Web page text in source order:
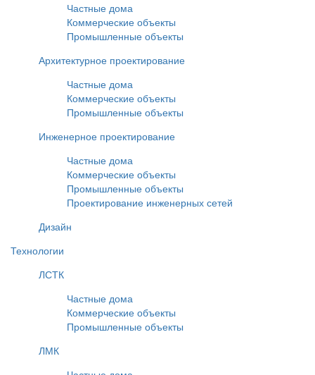
Частные дома
Коммерческие объекты
Промышленные объекты
Архитектурное проектирование
Частные дома
Коммерческие объекты
Промышленные объекты
Инженерное проектирование
Частные дома
Коммерческие объекты
Промышленные объекты
Проектирование инженерных сетей
Дизайн
Технологии
ЛСТК
Частные дома
Коммерческие объекты
Промышленные объекты
ЛМК